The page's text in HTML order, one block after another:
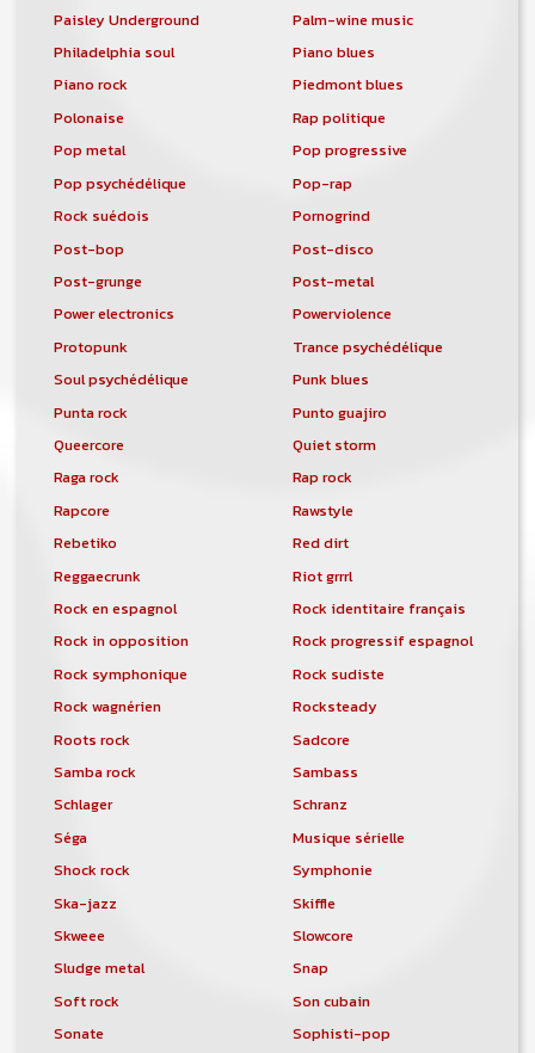
Paisley Underground
Palm-wine music
Philadelphia soul
Piano blues
Piano rock
Piedmont blues
Polonaise
Rap politique
Pop metal
Pop progressive
Pop psychédélique
Pop-rap
Rock suédois
Pornogrind
Post-bop
Post-disco
Post-grunge
Post-metal
Power electronics
Powerviolence
Protopunk
Trance psychédélique
Soul psychédélique
Punk blues
Punta rock
Punto guajiro
Queercore
Quiet storm
Raga rock
Rap rock
Rapcore
Rawstyle
Rebetiko
Red dirt
Reggaecrunk
Riot grrrl
Rock en espagnol
Rock identitaire français
Rock in opposition
Rock progressif espagnol
Rock symphonique
Rock sudiste
Rock wagnérien
Rocksteady
Roots rock
Sadcore
Samba rock
Sambass
Schlager
Schranz
Séga
Musique sérielle
Shock rock
Symphonie
Ska-jazz
Skiffle
Skweee
Slowcore
Sludge metal
Snap
Soft rock
Son cubain
Sonate
Sophisti-pop